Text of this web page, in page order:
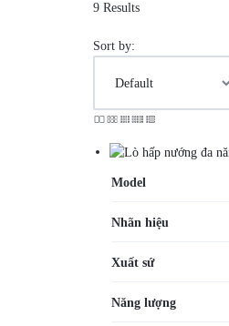
9 Results
Sort by:
Model
Nhãn hiệu
Xuất sứ
Năng lượng